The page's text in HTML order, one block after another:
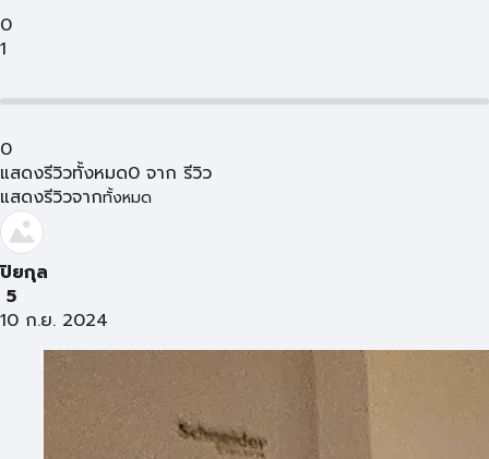
0
1
0
แสดงรีวิวทั้งหมด0 จาก รีวิว
แสดงรีวิวจากทั้งหมด
ปิยกุล
5
10 ก.ย. 2024